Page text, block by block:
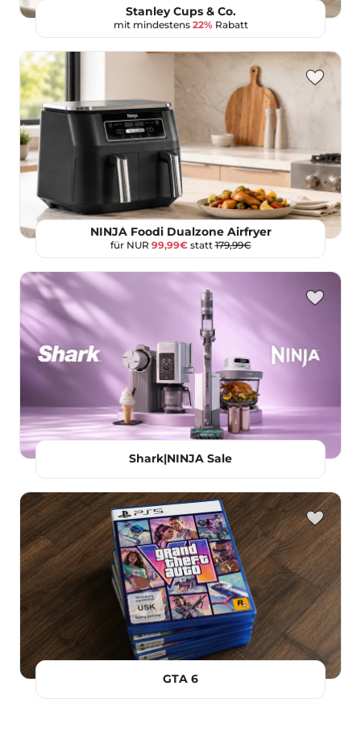
Stanley Cups & Co.
mit mindestens 22%Rabatt
NINJA Foodi Dualzone Airfryer
für NUR 99,99€statt179,99€
Shark|NINJA Sale
GTA 6